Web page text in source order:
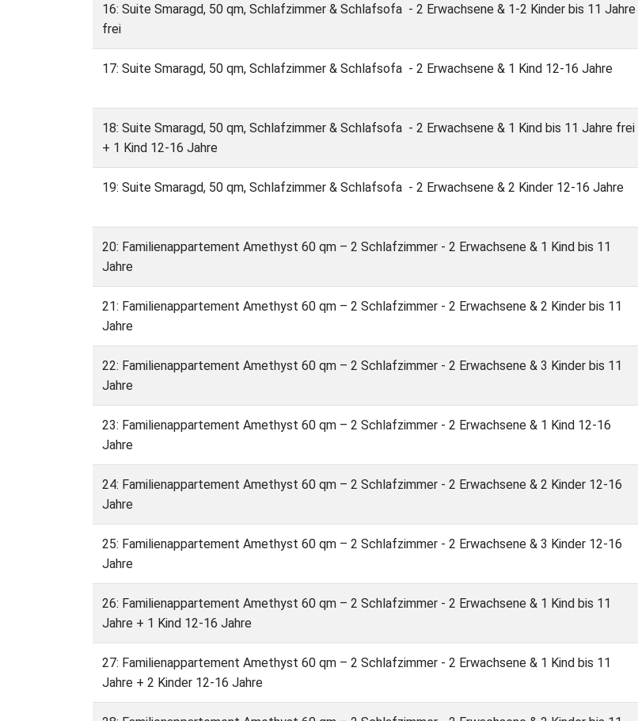
16: Suite Smaragd, 50 qm, Schlafzimmer & Schlafsofa - 2 Erwachsene & 1-2 Kinder bis 11 Jahre
frei
17: Suite Smaragd, 50 qm, Schlafzimmer & Schlafsofa - 2 Erwachsene & 1 Kind 12-16 Jahre
18: Suite Smaragd, 50 qm, Schlafzimmer & Schlafsofa - 2 Erwachsene & 1 Kind bis 11 Jahre frei
+ 1 Kind 12-16 Jahre
19: Suite Smaragd, 50 qm, Schlafzimmer & Schlafsofa - 2 Erwachsene & 2 Kinder 12-16 Jahre
20: Familienappartement Amethyst 60 qm – 2 Schlafzimmer - 2 Erwachsene & 1 Kind bis 11
Jahre
21: Familienappartement Amethyst 60 qm – 2 Schlafzimmer - 2 Erwachsene & 2 Kinder bis 11
Jahre
22: Familienappartement Amethyst 60 qm – 2 Schlafzimmer - 2 Erwachsene & 3 Kinder bis 11
Jahre
23: Familienappartement Amethyst 60 qm – 2 Schlafzimmer - 2 Erwachsene & 1 Kind 12-16
Jahre
24: Familienappartement Amethyst 60 qm – 2 Schlafzimmer - 2 Erwachsene & 2 Kinder 12-16
Jahre
25: Familienappartement Amethyst 60 qm – 2 Schlafzimmer - 2 Erwachsene & 3 Kinder 12-16
Jahre
26: Familienappartement Amethyst 60 qm – 2 Schlafzimmer - 2 Erwachsene & 1 Kind bis 11
Jahre + 1 Kind 12-16 Jahre
27: Familienappartement Amethyst 60 qm – 2 Schlafzimmer - 2 Erwachsene & 1 Kind bis 11
Jahre + 2 Kinder 12-16 Jahre